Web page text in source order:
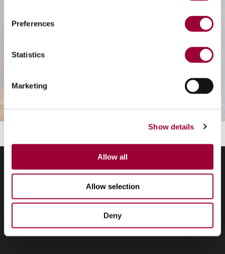
Preferences
Statistics
Marketing
Show details
Allow all
Allow selection
Deny
Solicita el vídeo del
webinario